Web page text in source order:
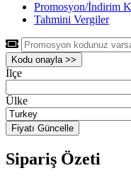
Promosyon/İndirim
Tahmini Vergiler
Kodu onayla >>
İlçe
Ülke
Fiyatı Güncelle
Sipariş Özeti